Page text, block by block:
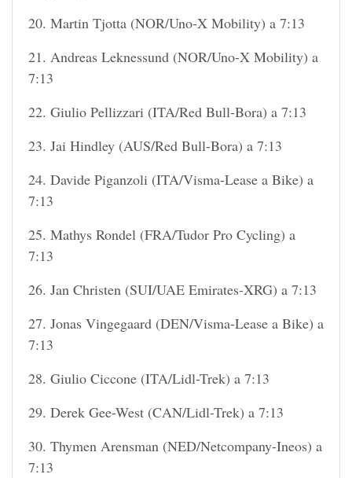
20. Martin Tjotta (NOR/Uno-X Mobility) a 7:13
21. Andreas Leknessund (NOR/Uno-X Mobility) a
7:13
22. Giulio Pellizzari (ITA/Red Bull-Bora) a 7:13
23. Jai Hindley (AUS/Red Bull-Bora) a 7:13
24. Davide Piganzoli (ITA/Visma-Lease a Bike) a
7:13
25. Mathys Rondel (FRA/Tudor Pro Cycling) a
7:13
26. Jan Christen (SUI/UAE Emirates-XRG) a 7:13
27. Jonas Vingegaard (DEN/Visma-Lease a Bike) a
7:13
28. Giulio Ciccone (ITA/Lidl-Trek) a 7:13
29. Derek Gee-West (CAN/Lidl-Trek) a 7:13
30. Thymen Arensman (NED/Netcompany-Ineos) a
7:13